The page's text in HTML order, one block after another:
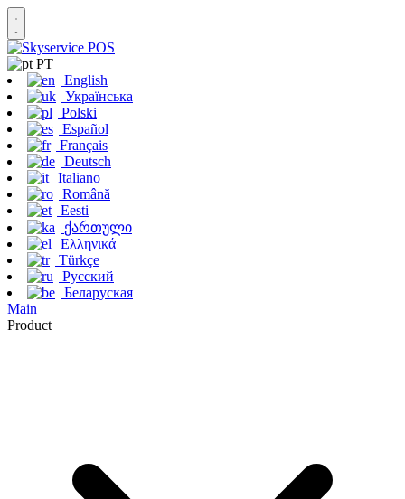
PT
English
Українська
Polski
Español
Français
Deutsch
Italiano
Română
Eesti
ქართული
Ελληνικά
Türkçe
Русский
Беларуская
Main
Product